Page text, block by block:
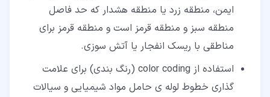
ایمن، منطقه زرد یا منطقه هشدار که حد فاصل
منطقه سبز و منطقه قرمز است و منطقه قرمز برای
مناطقی با ریسک انفجار یا آتش سوزی.
استفاده از color coding (رنگ بندی) برای علامت
گذاری خطوط لوله ی حامل مواد شیمیایی و سیالات